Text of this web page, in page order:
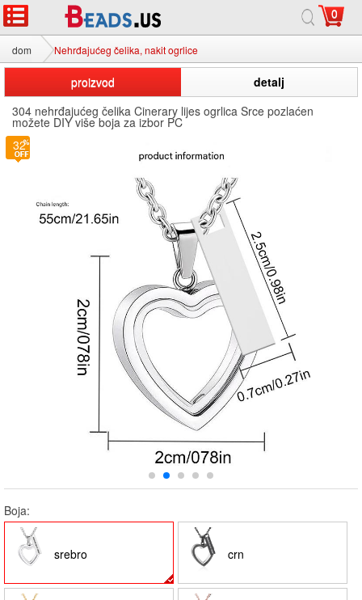
0
dom Nehrđajućeg čelika, nakit ogrlice
proizvod
detalj
304 nehrđajućeg čelika Cinerary lijes ogrlica Srce pozlaćen
možete DIY više boja za izbor PC
Boja:
srebro crn